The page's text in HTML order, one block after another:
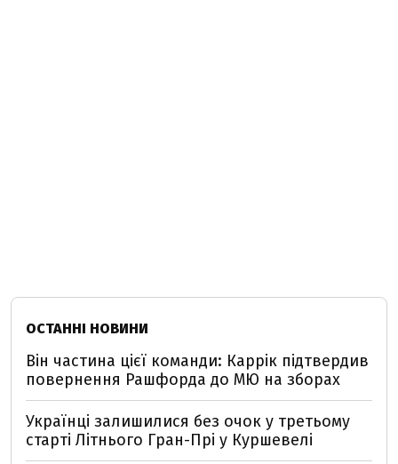
ОСТАННІ НОВИНИ
Він частина цієї команди: Каррік підтвердив
повернення Рашфорда до МЮ на зборах
Українці залишилися без очок у третьому
старті Літнього Гран-Прі у Куршевелі